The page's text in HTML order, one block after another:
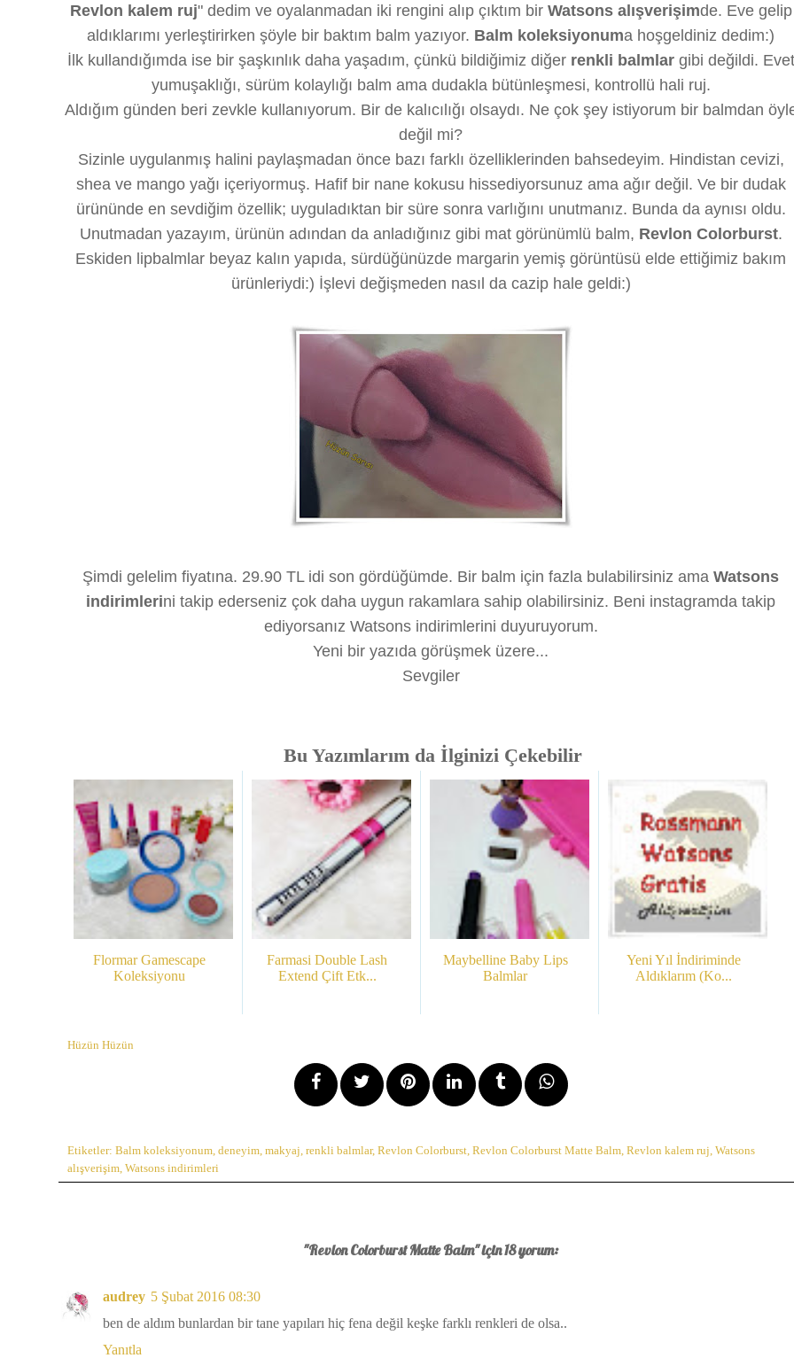
Revlon kalem ruj" dedim ve oyalanmadan iki rengini alıp çıktım bir Watsons alışverişimde. Eve gelip
aldıklarımı yerleştirirken şöyle bir baktım balm yazıyor. Balm koleksiyonuma hoşgeldiniz dedim:)
İlk kullandığımda ise bir şaşkınlık daha yaşadım, çünkü bildiğimiz diğer renkli balmlargibi değildi. Evet
yumuşaklığı, sürüm kolaylığı balm ama dudakla bütünleşmesi, kontrollü hali ruj.
Aldığım günden beri zevkle kullanıyorum. Bir de kalıcılığı olsaydı. Ne çok şey istiyorum bir balmdan
değil mi?
Sizinle uygulanmış halini paylaşmadan önce bazı farklı özelliklerinden bahsedeyim. Hindistan cevizi,
shea ve mango yağı içeriyormuş. Hafif bir nane kokusu hissediyorsunuz ama ağır değil. Ve bir dudak
ürününde en sevdiğim özellik; uyguladıktan bir süre sonra varlığını unutmanız. Bunda da aynısı oldu.
Unutmadan yazayım, ürünün adından da anladığınız gibi mat görünümlü balm, Revlon Colorburst.
Eskiden lipbalmlar beyaz kalın yapıda, sürdüğünüzde margarin yemiş görüntüsü elde ettiğimiz bakım
ürünleriydi:) İşlevi değişmeden nasıl da cazip hale geldi:)
Şimdi gelelim fiyatına. 29.90 TL idi son gördüğümde. Bir balm için fazla bulabilirsiniz ama Watsons
indirimlerini takip ederseniz çok daha uygun rakamlara sahip olabilirsiniz. Beni instagramda takip
ediyorsanız Watsons indirimlerini duyuruyorum.
Yeni bir yazıda görüşmek üzere...
Sevgiler
Bu Yazımlarım da İlginizi Çekebilir
Flormar Gamescape
Koleksiyonu
Farmasi Double Lash
Extend Çift Etk...
Maybelline Baby Lips
Balmlar
Yeni Yıl İndiriminde
Aldıklarım (Ko...
Hüzün Hüzün
Etiketler: Balm koleksiyonum deneyim makyaj renkli balmlar, Revlon Colorburst Revlon Colorburst Matte Balm Revlon kalem ruj Watsons
alışverişim Watsons indirimleri
"Revlon Colorburst Matte Balm" için 18 yorum:
audrey 5 Şubat 2016 08:30
ben de aldım bunlardan bir tane yapıları hiç fena değil keşke farklı renkleri de olsa..
Yanıtla